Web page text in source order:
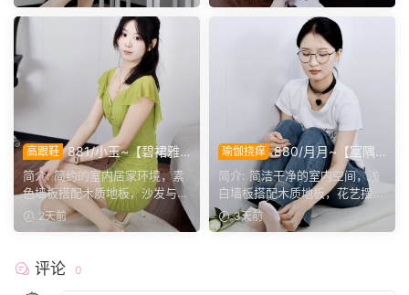
高跟鞋 881/小玉~【碧裙雅
姿】一室柔光衬绿裙，错落姿
态尽显温婉格调。
简介: 简约的室内居家环境，素
色墙板搭配木质地板，沙发与办
公椅丰富场景层次。小...
2天前
瑜伽挠痒 880/月月~【室隅
姿影】雅室定格多样姿态，记
录鞋袜与肢体的百态呈现。
简介: 简洁干净的室内空间，浅
白墙板搭配木质地板，花艺摆件
点缀场景。月月身着白...
3天前
评论 0